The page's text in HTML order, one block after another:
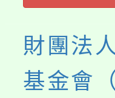
財團法
基金會